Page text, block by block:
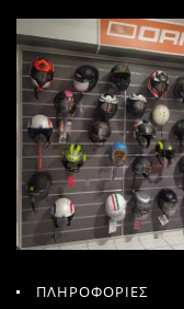
ΠΛΗΡΟΦΟΡΙΕΣ